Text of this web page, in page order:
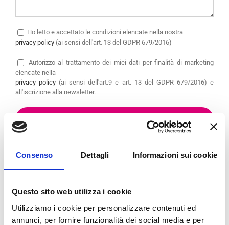
Consenso Dettagli Informazioni sui cookie
Questo sito web utilizza i cookie
Utilizziamo i cookie per personalizzare contenuti ed
annunci, per fornire funzionalità dei social media e per
Ho letto e accettato le condizioni elencate nella nostra
privacy policy (ai sensi dell'art. 13 del GDPR 679/2016)
Autorizzo al trattamento dei miei dati per finalità di marketing
elencate nella
privacy policy (ai sensi dell'art.9 e art. 13 del GDPR 679/2016) e
all'iscrizione alla newsletter.
OPPURE CONTATTA IL
TUO
CENTRO
PREFERITO